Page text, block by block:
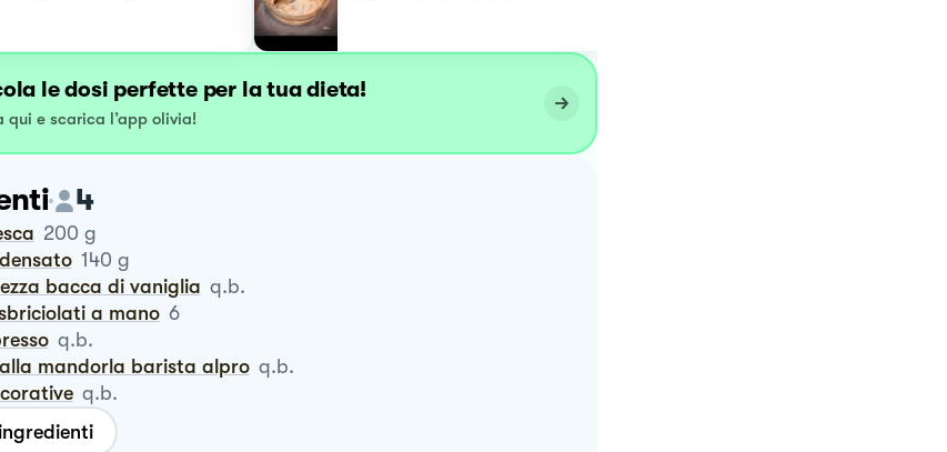
le dosi perfette per la tua dieta!
qui e scarica l’app olivia!
4
200 g
140 g
bacca di vaniglia q.b.
a mano 6
q.b.
alla mandorla barista alpro q.b.
q.b.